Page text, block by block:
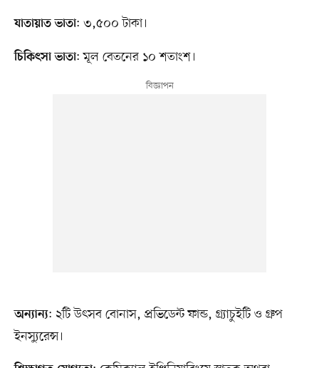
যাতায়াত ভাতা: ৩,৫০০ টাকা।
চিকিৎসা ভাতা: মূল বেতনের ১০ শতাংশ।
অন্যান্য: ২টি উৎসব বোনাস, প্রভিডেন্ট ফান্ড, গ্র্যাচুইটি ও গ্রুপ
ইনস্যুরেন্স।